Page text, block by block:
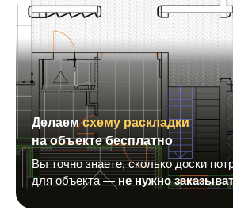
Делаемсхему раскладки
на объекте бесплатно
Вы точно знаете, сколько доски
для объекта —не нужно